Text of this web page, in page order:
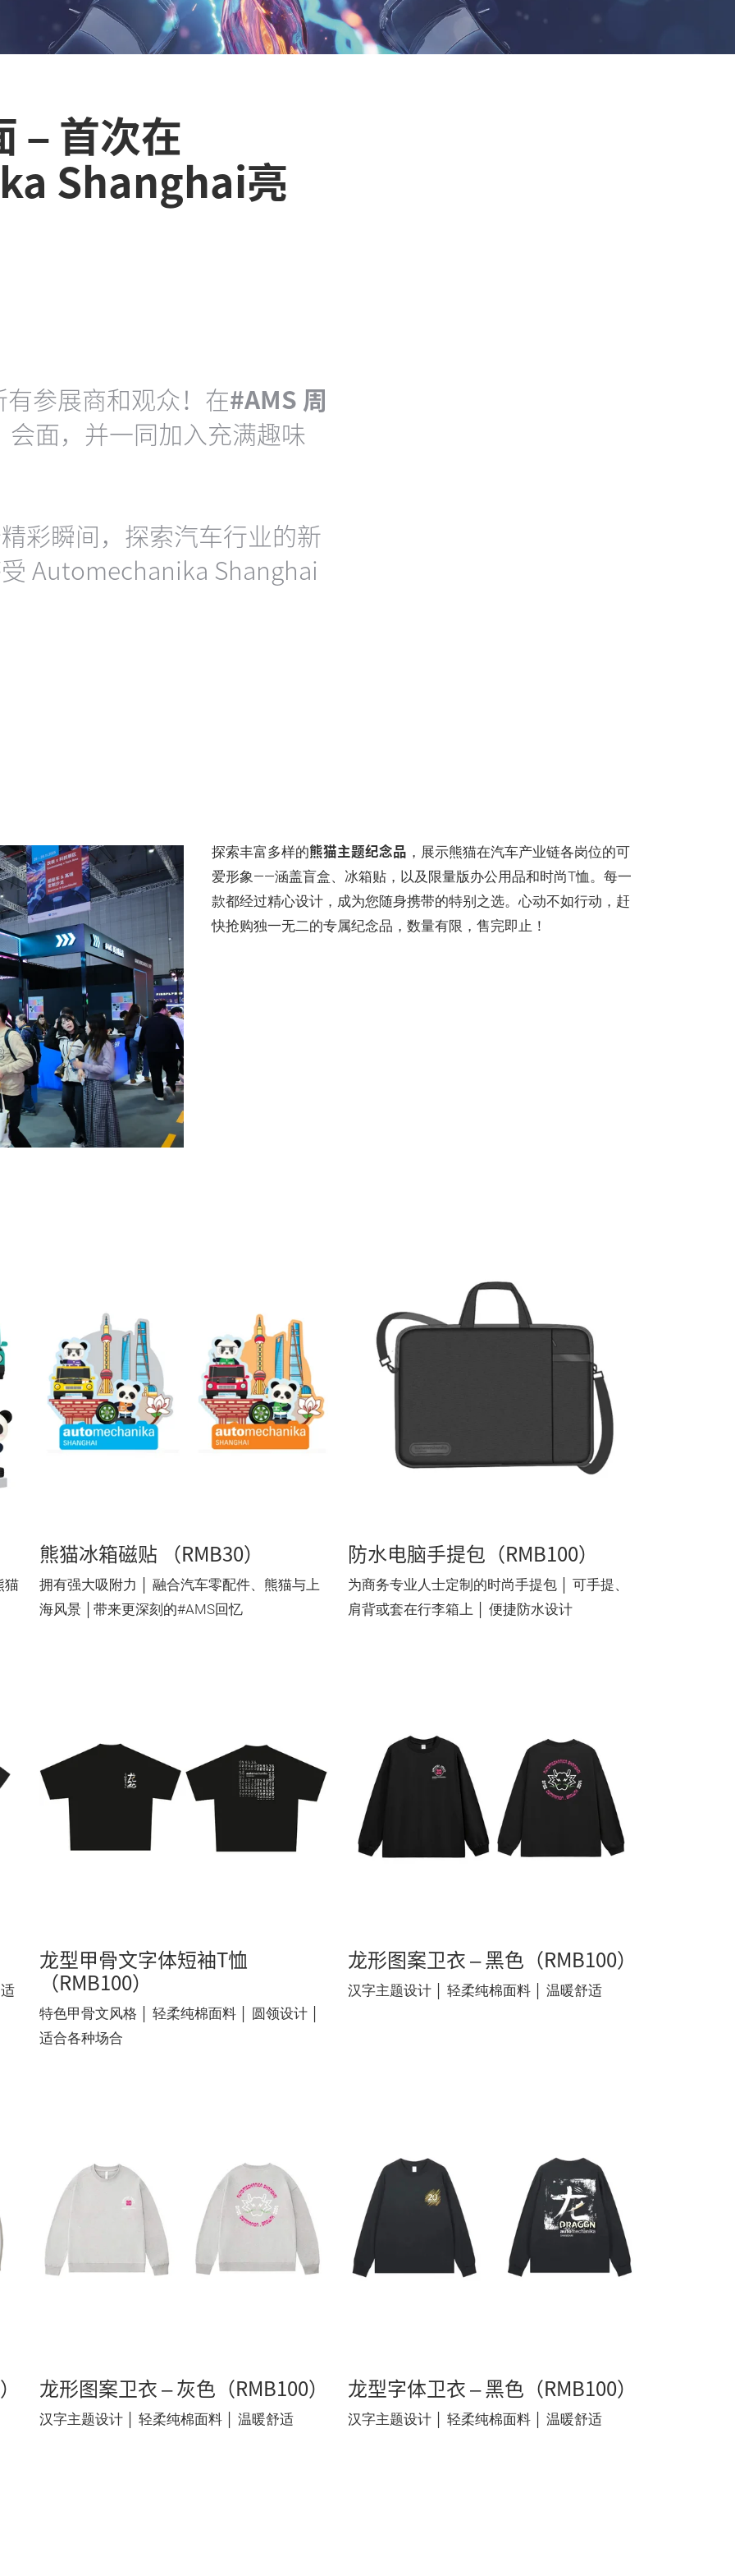
– 首次在
Shanghai亮
参展商和观众！在#AMS 周
会面，并一同加入充满趣味
彩瞬间，探索汽车行业的新
Automechanika Shanghai
探索丰富多样的熊猫主题纪念品 ，展示熊猫在汽车产业链各岗位的可
爱形象——涵盖盲盒、冰箱贴，以及限量版办公用品和时尚T恤。每一
款都经过精心设计，成为您随身携带的特别之选。心动不如行动，赶
快抢购独一无二的专属纪念品，数量有限，售完即止！
猫
熊猫冰箱磁贴 （RMB30）
拥有强大吸附力 │ 融合汽车零配件、熊猫与上
海风景 │带来更深刻的#AMS回忆
防水电脑手提包（RMB100）
为商务专业人士定制的时尚手提包 │ 可手提、
肩背或套在行李箱上 │ 便捷防水设计
龙型甲骨文字体短袖T恤
（RMB100）
特色甲骨文风格 │ 轻柔纯棉面料 │ 圆领设计 │
适合各种场合
龙形图案卫衣 – 黑色（RMB100）
汉字主题设计 │ 轻柔纯棉面料 │ 温暖舒适
龙形图案卫衣 – 灰色（RMB100）
汉字主题设计 │ 轻柔纯棉面料 │ 温暖舒适
龙型字体卫衣 – 黑色（RMB100）
汉字主题设计 │ 轻柔纯棉面料 │ 温暖舒适